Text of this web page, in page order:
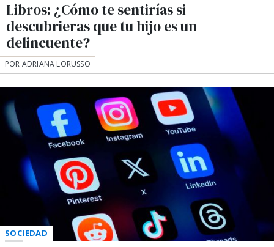
Libros: ¿Cómo te sentirías si
descubrieras que tu hijo es un
delincuente?
POR ADRIANA LORUSSO
SOCIEDAD